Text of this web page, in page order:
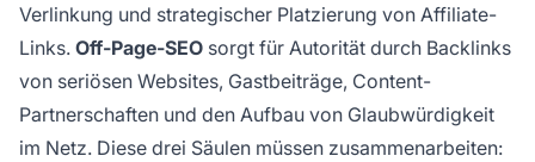
Verlinkung und strategischer Platzierung von Affiliate-
Links. Off-Page-SEO sorgt für Autorität durch Backlinks
von seriösen Websites, Gastbeiträge, Content-
Partnerschaften und den Aufbau von Glaubwürdigkeit
im Netz. Diese drei Säulen müssen zusammenarbeiten: